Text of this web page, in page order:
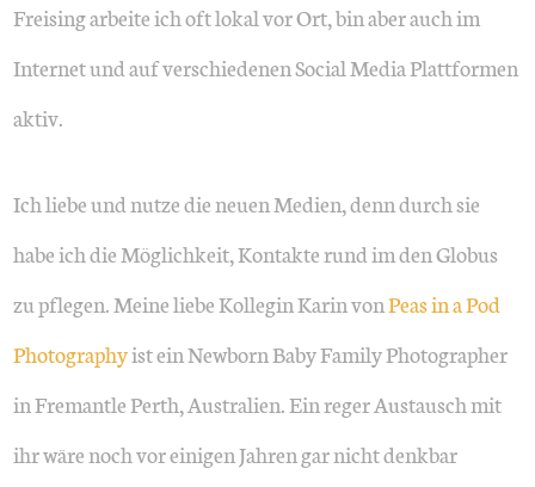
Freising arbeite ich oft lokal vor Ort, bin aber auch im
Internet und auf verschiedenen Social Media Plattformen
aktiv.
Ich liebe und nutze die neuen Medien, denn durch sie
habe ich die Möglichkeit, Kontakte rund im den Globus
zu pflegen. Meine liebe Kollegin Karin vonPeas in a Pod
Photographyist ein Newborn Baby Family Photographer
in Fremantle Perth, Australien. Ein reger Austausch mit
ihr wäre noch vor einigen Jahren gar nicht denkbar